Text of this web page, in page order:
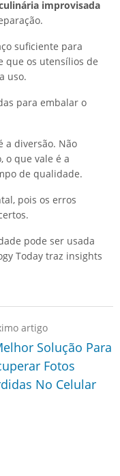
improvisada
suficiente para
que os utensílios de
uso.
para embalar o
a diversão. Não
o que vale é a
de qualidade.
pois os erros
pode ser usada
Today traz insights
artigo
Solução Para
Fotos
No Celular